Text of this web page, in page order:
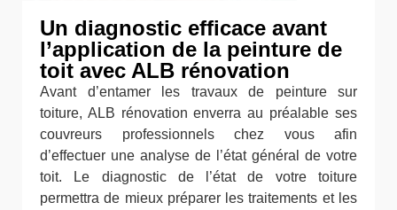
Un diagnostic efficace avant
l’application de la peinture de
toit avec ALB rénovation
Avant d’entamer les travaux de peinture sur
toiture, ALB rénovation enverra au préalable ses
couvreurs professionnels chez vous afin
d’effectuer une analyse de l’état général de votre
toit. Le diagnostic de l’état de votre toiture
permettra de mieux préparer les traitements et les